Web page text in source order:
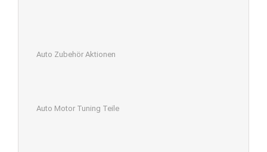
Auto Zubehör Aktionen
Auto Motor Tuning Teile